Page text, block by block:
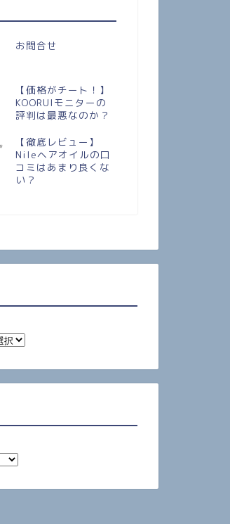
お問合せ
【価格がチート！】
KOORUIモニターの
評判は最悪なのか？
【徹底レビュー】
Nileヘアオイルの口
コミはあまり良くな
い？